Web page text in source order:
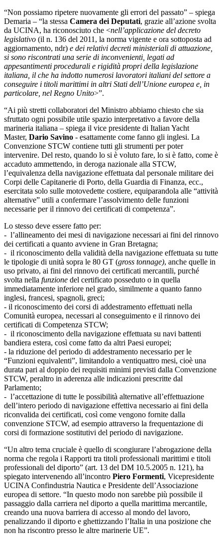
“Non possiamo ripetere nuovamente gli errori del passato” – spiega
Demaria – “la stessa Camera dei Deputati, grazie all’azione svolta
da UCINA, ha riconosciuto che <nell’applicazione del decreto
legislativo (il n. 136 del 2011, la norma vigente e ora sottoposta ad
aggiornamento, ndr) e dei relativi decreti ministeriali di attuazione,
si sono riscontrati una serie di inconvenienti, legati ad
appesantimenti procedurali e rigidità propri della legislazione
italiana, il che ha indotto numerosi lavoratori italiani del settore a
conseguire i titoli marittimi in altri Stati dell’Unione europea e, in
particolare, nel Regno Unito>”.
“Ai più stretti collaboratori del Ministro abbiamo chiesto che sia
sfruttato ogni possibile utile spazio interpretativo a favore della
marineria italiana – spiega il vice presidente di Italian Yacht
Master, Dario Savino - esattamente come fanno gli inglesi. La
Convenzione STCW contiene tutti gli strumenti per poter
intervenire. Del resto, quando lo si è voluto fare, lo si è fatto, come è
accaduto ammettendo, in deroga nazionale alla STCW,
l’equivalenza della navigazione effettuata dal personale militare dei
Corpi delle Capitanerie di Porto, della Guardia di Finanza, ecc.,
esercitata solo sulle motovedette costiere, equiparandola alle “attività
alternative” utili a confermare l’assolvimento delle funzioni
necessarie per il rinnovo dei certificati di competenza”.
Lo stesso deve essere fatto per:
- l’allineamento dei mesi di navigazione necessari ai fini del rinnovo
dei certificati a quanto avviene in Gran Bretagna;
- il riconoscimento della validità della navigazione effettuata su tutte
le tipologie di unità sopra le 80 GT (gross tonnage), anche quelle in
uso privato, ai fini del rinnovo dei certificati mercantili, purché
svolta nella funzione del certificato posseduto o in quella
immediatamente inferiore nel grado, similmente a quanto fanno
inglesi, francesi, spagnoli, greci;
- il riconoscimento dei corsi di addestramento effettuati nella
Comunità europea, necessari al conseguimento e il rinnovo dei
certificati di Competenza STCW;
- il riconoscimento della navigazione effettuata su navi battenti
bandiera estera, così come fatto da altri Paesi europei;
- la riduzione del periodo di addestramento necessario per le
“Funzioni equivalenti”, limitandolo a ventiquattro mesi, cioè una
durata pari al doppio dei requisiti minimi previsti dalla Convenzione
STCW, peraltro in aderenza alle indicazioni prescritte dal
Parlamento;
- l’accettazione di tutte le possibilità alternative all’effettuazione
dell’intero periodo di navigazione effettiva necessario ai fini della
riconvalida dei certificati, così come vengono fornite dalla
convenzione STCW, ad esempio attraverso la frequentazione di
corsi di formazione sostitutivi del periodo di navigazione.
“Un altro tema cruciale è quello di scongiurare l’abrogazione della
norma che regola i Rapporti tra titoli professionali marittimi e titoli
professionali del diporto” (art. 13 del DM 10.5.2005 n. 121), ha
spiegato intervenendo all’incontro Piero Formenti, Vicepresidente
UCINA Confindustria Nautica e Presidente dell’Associazione
europea di settore. “In questo modo non sarebbe più possibile il
passaggio dalla carriera nel diporto a quella marittima mercantile,
creando una nuova barriera di accesso al mondo del lavoro,
penalizzando il diporto e ghettizzando l’Italia in una posizione che
non ha riscontro presso le altre marinerie UE”.